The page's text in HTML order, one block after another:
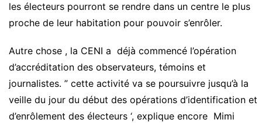
les électeurs pourront se rendre dans un centre le plus
proche de leur habitation pour pouvoir s’enrôler.
Autre chose , la CENI a déjà commencé l’opération
d’accréditation des observateurs, témoins et
journalistes. ” cette activité va se poursuivre jusqu’à la
veille du jour du début des opérations d’identification et
d’enrôlement des électeurs ‘, explique encore Mimi